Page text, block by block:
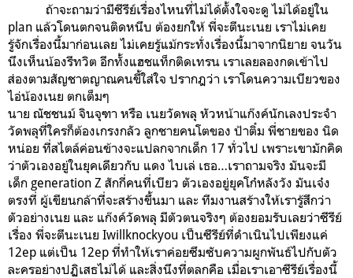
ถ้าจะถามว่ามีซีรีย์เรื่องไหนที่ไม่ได้ตั้งใจจะดู ไม่ได้อยู่ใน
plan แล้วโดนตกจนติดหนึบ ต้องยกให้ พี่จะตีนะเนย เราไม่เคย
รู้จักเรื่องนี้มาก่อนเลย ไม่เคยรู้แม้กระทั่งเรื่องนี้มาจากนิยาย จนวัน
นึงเห็นน้องรีทวิต อีกทั้งแฮชแท็กติดเทรน เราเลยลองกดเข้าไป
ส่องตามสัญชาตญาณคนขี้ใส่ใจ ปรากฎว่า เราโดนความเบียวของ
ไอ่น้องเนย ตกเต็มๆ
นาย ณัชชนม์ จินจุฑา หรือ เนยวัดพลุ หัวหน้าแก๊งค์นักเลงประจำ
วัดพลุที่ใครก็ต้องเกรงกลัว ลูกชายคนโตของ ป้าติ๋ม พี่ชายของ นิด
หน่อย ที่สไตล์ค่อนข้างจะแปลกจากเด็ก 17 ทั่วไป เพราะเขามักคิด
ว่าตัวเองอยู่ในยุคเดียวกับ แดง ไบเล่ เธอ…เราถามจริง มันจะมี
เด็ก generation Z สักกี่คนที่เบียว ตัวเองอยู่ยุคโก๋หลังวัง มันเจ๋ง
ตรงที่ ผู้เขียนกล้าที่จะสร้างขึ้นมา และ ทีมงานสร้างให้เรารู้สึกว่า
ตัวอย่างเนย และ แก๊งค์วัดพลุ มีตัวตนจริงๆ ต้องยอมรับเลยว่าซีรีย์
เรื่อง พี่จะตีนะเนย Iwillknockyou เป็นซีรีย์ที่ดำเนินไปเพียงแค่
12ep แต่เป็น 12ep ที่ทำให้เราค่อยซึมซับความผูกพันธ์ไปกับตัว
ละครอย่างปฏิเสธไม่ได้ และสิ่งนึงที่ตลกคือ เมื่อเราเอาซีรีย์เรื่องนี้